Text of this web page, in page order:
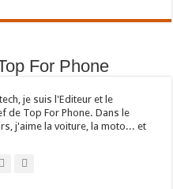
For Phone
je suis l'Editeur et le
de Top For Phone. Dans le
j'aime la voiture, la moto... et